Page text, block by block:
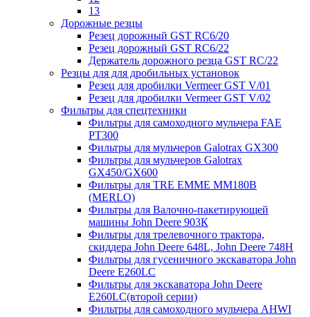
13
Дорожные резцы
Резец дорожный GST RC6/20
Резец дорожный GST RC6/22
Держатель дорожного резца GST RC/22
Резцы для для дробильных установок
Резец для дробилки Vermeer GST V/01
Резец для дробилки Vermeer GST V/02
Фильтры для спецтехники
Фильтры для самоходного мульчера FAE
PT300
Фильтры для мульчеров Galotrax GX300
Фильтры для мульчеров Galotrax
GX450/GX600
Фильтры для TRE EMME MM180B
(MERLO)
Фильтры для Валочно-пакетирующей
машины John Deere 903К
Фильтры для трелевочного трактора,
скиддера John Deere 648L, John Deere 748H
Фильтры для гусеничного экскаватора John
Deere E260LC
Фильтры для экскаватора John Deere
E260LC(второй серии)
Фильтры для самоходного мульчера AHWI